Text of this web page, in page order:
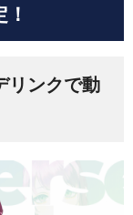
リンクで動